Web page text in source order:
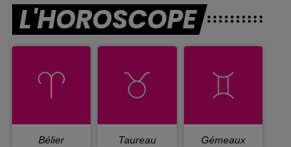
L'HOROSCOPE
Bélier Taureau Gémeaux